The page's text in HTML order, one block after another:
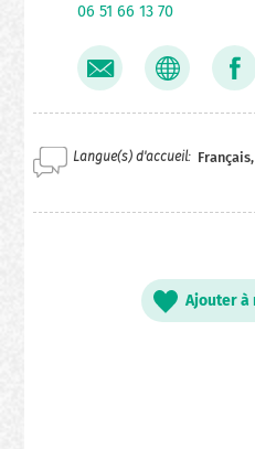
06 51 66 13 70
Langue(s) d'accueil
Ajouter à